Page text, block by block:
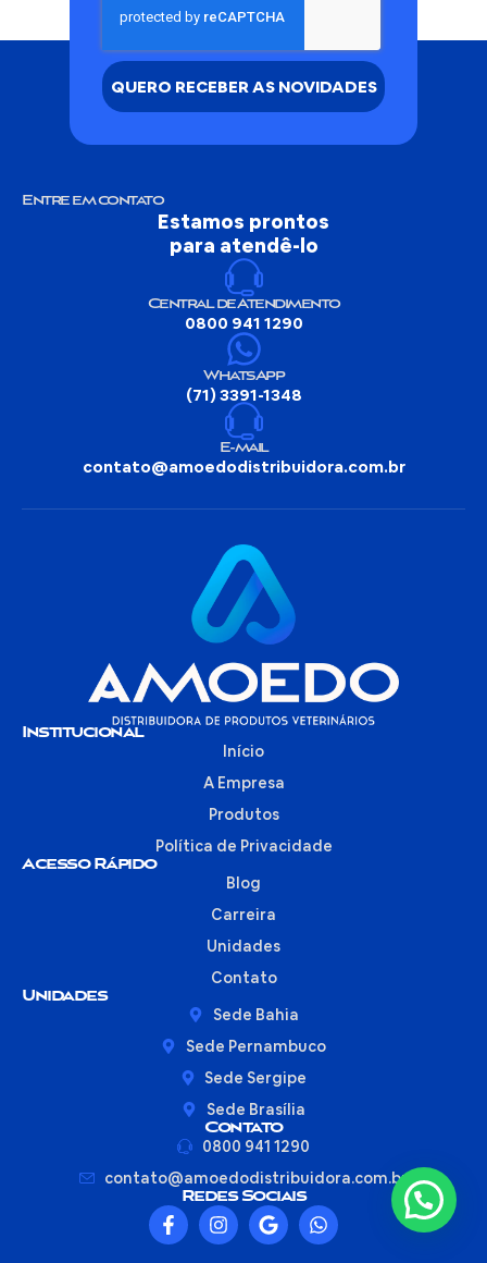
QUERO RECEBER AS NOVIDADES
Entre em contato
Estamos prontos
para atendê-lo
Central de Atendimento
0800 941 1290
WhatsApp
(71) 3391-1348
E-mail
contato@amoedodistribuidora.com.br
Institucional
Início
A Empresa
Produtos
Política de Privacidade
Acesso Rápido
Blog
Carreira
Unidades
Contato
Unidades
Sede Bahia
Sede Pernambuco
Sede Sergipe
Sede Brasília
Contato
0800 941 1290
contato@amoedodistribuidora.com.br
Redes Sociais